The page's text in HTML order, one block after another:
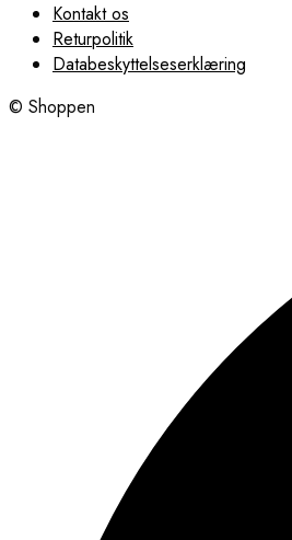
Kontakt os
Returpolitik
Databeskyttelseserklæring
© Shoppen